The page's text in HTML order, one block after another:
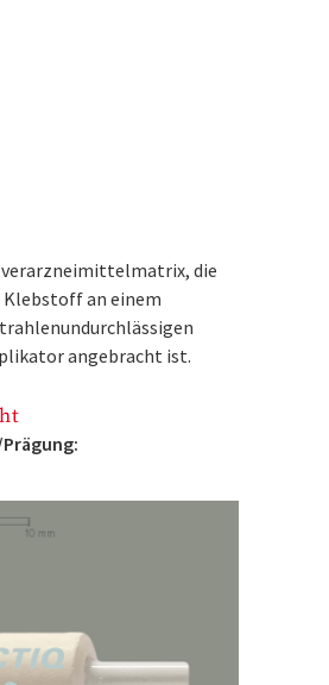
die
an einem
angebracht ist.